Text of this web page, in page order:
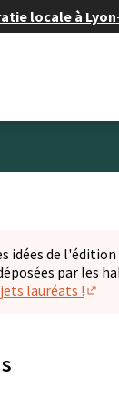
locale à Lyon
idées de
par les
lauréats !